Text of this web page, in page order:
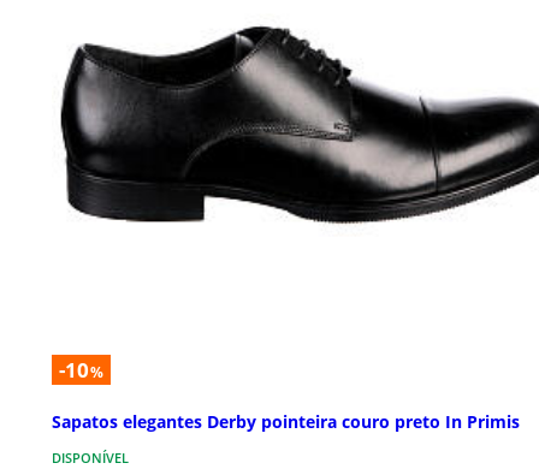
-10%
Sapatos elegantes Derby pointeira couro preto In Primis
DISPONÍVEL